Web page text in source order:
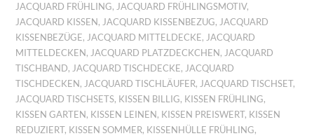
JACQUARD FRÜHLING, JACQUARD FRÜHLINGSMOTIV,
JACQUARD KISSEN , JACQUARD KISSENBEZUG, JACQUARD
KISSENBEZÜGE, JACQUARD MITTELDECKE, JACQUARD
MITTELDECKEN , JACQUARD PLATZDECKCHEN , JACQUARD
TISCHBAND, JACQUARD TISCHDECKE, JACQUARD
TISCHDECKEN , JACQUARD TISCHLÄUFER, JACQUARD TISCHSET,
JACQUARD TISCHSETS, KISSEN BILLIG, KISSEN FRÜHLING,
KISSEN GARTEN , KISSEN LEINEN , KISSEN PREISWERT, KISSEN
REDUZIERT, KISSEN SOMMER, KISSENHÜLLE FRÜHLING,